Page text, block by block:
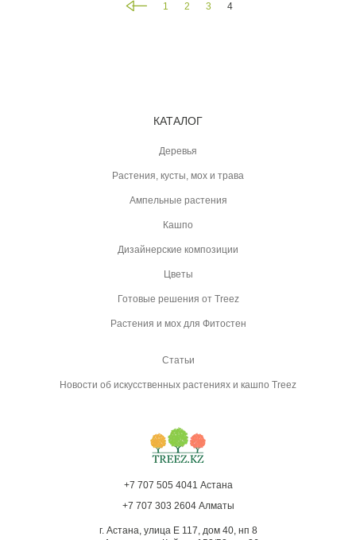
1 2 3 4
КАТАЛОГ
Деревья
Растения, кусты, мох и трава
Ампельные растения
Кашпо
Дизайнерские композиции
Цветы
Готовые решения от Treez
Растения и мох для Фитостен
Статьи
Новости об искусственных растениях и кашпо Treez
+7 707 505 4041 Астана
+7 707 303 2604 Алматы
г. Астана, улица Е 117, дом 40, нп 8